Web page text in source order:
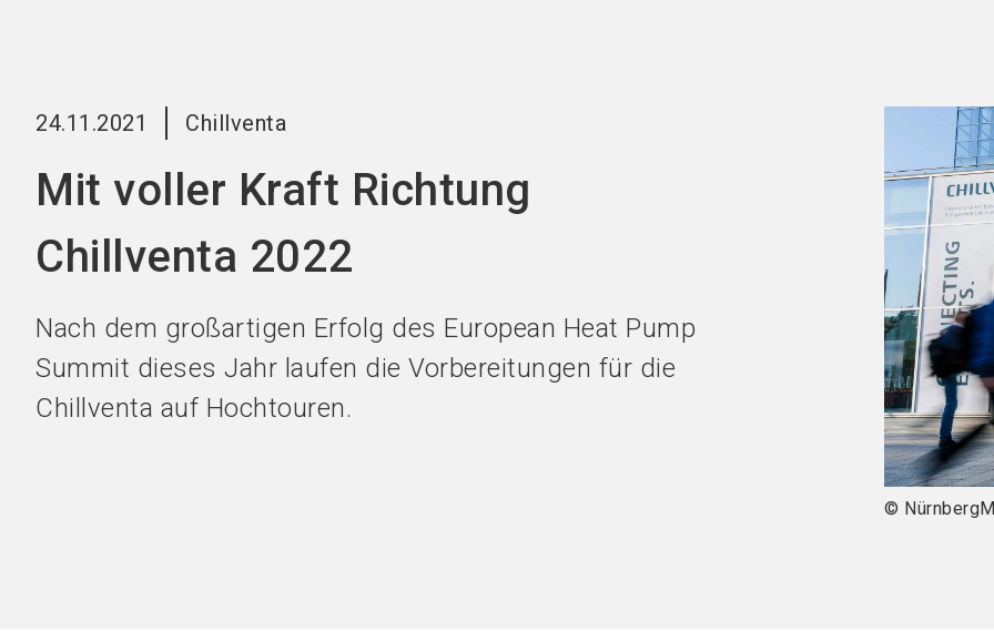
24.11.2021 Chillventa
Mit voller Kraft Richtung
Chillventa 2022
Nach dem großartigen Erfolg des European Heat Pump
Summit dieses Jahr laufen die Vorbereitungen für die
Chillventa auf Hochtouren.
©